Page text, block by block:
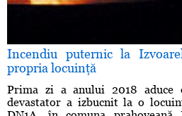
Incendiu puternic la
propria locuinţă
Prima zi a anului 2018 aduce
devastator a izbucnit la o